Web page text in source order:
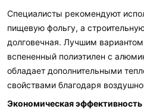
Специалисты рекомендуют
пищевую фольгу, а
долговечная. Лучшим
вспененный полиэтилен с
обладает дополнительными
свойствами благодаря
Экономическая